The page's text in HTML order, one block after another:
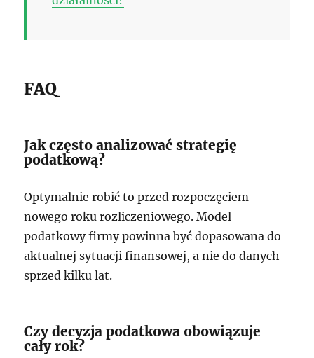
FAQ
Jak często analizować strategię
podatkową?
Optymalnie robić to przed rozpoczęciem
nowego roku rozliczeniowego. Model
podatkowy firmy powinna być dopasowana do
aktualnej sytuacji finansowej, a nie do danych
sprzed kilku lat.
Czy decyzja podatkowa obowiązuje
cały rok?